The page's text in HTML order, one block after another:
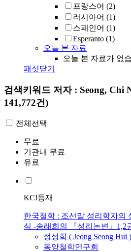
프랑스어 (2)
러시아어 (1)
스페인어 (1)
Esperanto (1)
오늘 본 자료
오늘 본 자료가 없
패싯닫기
검색키워드 저자 : Seong, Chi
141,772건)
전체선택
무료
기관내 무료
유료
KCI등재
한국철학 : 조선말 성리학자의
식 -송래희의 『성리논변』1,2
정성희 ( Jeong Seong Hui )
동양철학연구회